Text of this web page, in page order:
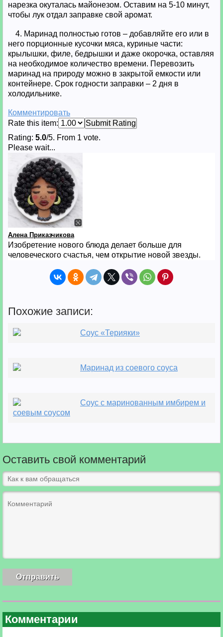
нарезка окуталась майонезом. Оставим на 5-10 минут,
чтобы лук отдал заправке свой аромат.
4. Маринад полностью готов – добавляйте его или в
него порционные кусочки мяса, куриные части:
крылышки, филе, бедрышки и даже окорочка, оставляя
на необходимое количество времени. Перевозить
маринад на природу можно в закрытой емкости или
контейнере. Срок годности заправки – 2 дня в
холодильнике.
Комментировать
Rate this item:
Submit Rating
Rating: 5.0/5. From 1 vote.
Please wait...
Алена Приказчикова
Изобретение нового блюда делает больше для
человеческого счастья, чем открытие новой звезды.
Похожие записи:
Соус «Терияки»
Маринад из соевого соуса
Соус с маринованным имбирем и
соевым соусом
Оставить свой комментарий
Комментарии